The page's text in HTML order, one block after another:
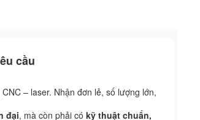
cầu
– laser. Nhận đơn lẻ, số lượng lớn,
đại, mà còn phải cókỹ thuật chuẩn,